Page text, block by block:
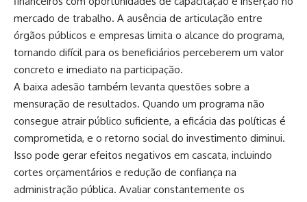
mercado de trabalho. A ausência de articulação entre
órgãos públicos e empresas limita o alcance do programa,
tornando difícil para os beneficiários perceberem um valor
concreto e imediato na participação.
A baixa adesão também levanta questões sobre a
mensuração de resultados. Quando um programa não
consegue atrair público suficiente, a eficácia das políticas é
comprometida, e o retorno social do investimento diminui.
Isso pode gerar efeitos negativos em cascata, incluindo
cortes orçamentários e redução de confiança na
administração pública. Avaliar constantemente os